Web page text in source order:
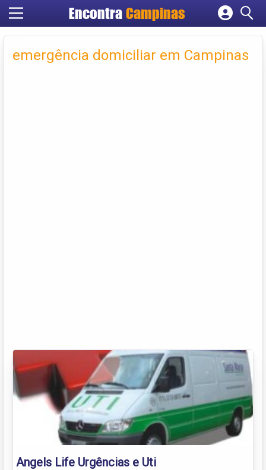
Encontra Campinas
Cadastrar empresa
Criar conta
emergência domiciliar em Campinas
Angels Life Urgências e Uti